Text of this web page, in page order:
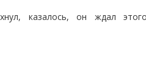
казалось, он ждал